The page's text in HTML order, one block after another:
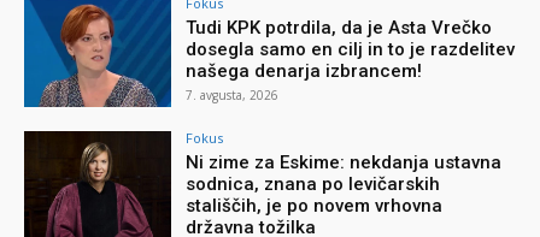
Tudi KPK potrdila, da je Asta Vrečko
dosegla samo en cilj in to je razdelitev
našega denarja izbrancem!
7. avgusta, 2026
Fokus
Ni zime za Eskime: nekdanja ustavna
sodnica, znana po levičarskih
stališčih, je po novem vrhovna
državna tožilka